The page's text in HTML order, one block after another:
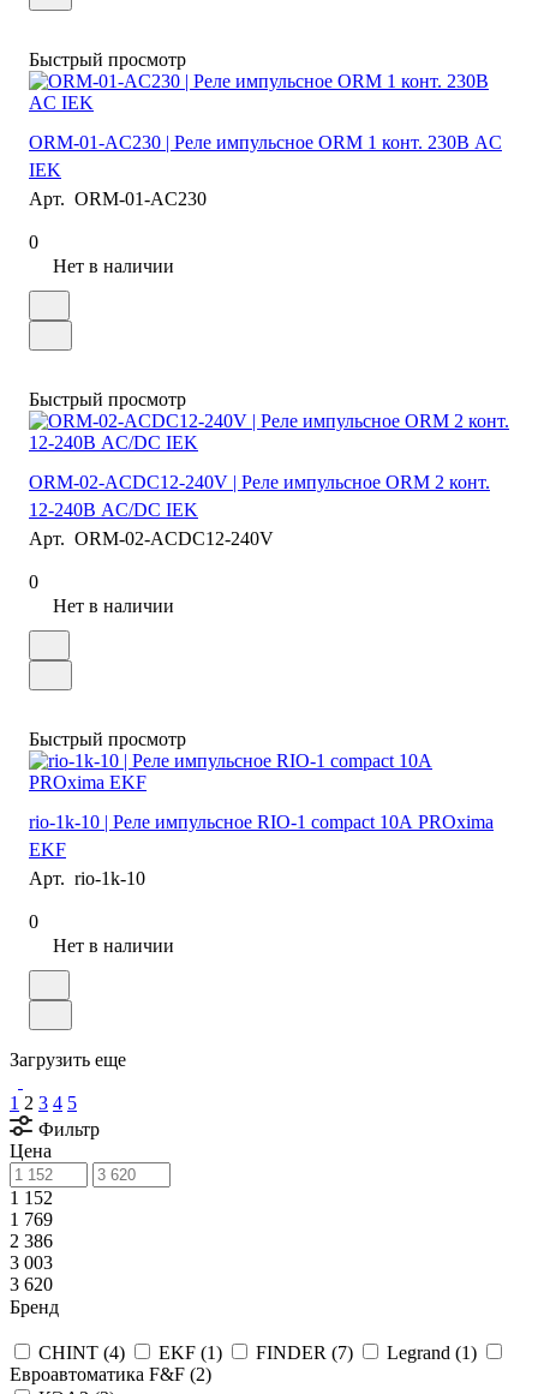
Быстрый просмотр
ORM-01-AC230 | Реле импульсное ORM 1 конт. 230В AC
IEK
Арт. ORM-01-AC230
0
Нет в наличии
Быстрый просмотр
ORM-02-ACDC12-240V | Реле импульсное ORM 2 конт.
12-240В AC/DC IEK
Арт. ORM-02-ACDC12-240V
0
Нет в наличии
Быстрый просмотр
rio-1k-10 | Реле импульсное RIO-1 compact 10А PROxima
EKF
Арт. rio-1k-10
0
Нет в наличии
Загрузить еще
1 2 3 4 5
Фильтр
Цена
1 152
1 769
2 386
3 003
3 620
Бренд
CHINT (4) EKF (1) FINDER (7) Legrand (1)
Евроавтоматика F&F (2)